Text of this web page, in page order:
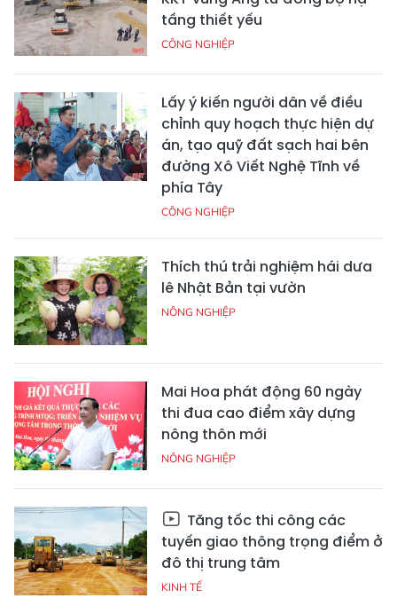
tầng thiết yếu
CÔNG NGHIỆP
Lấy ý kiến người dân về điều
chỉnh quy hoạch thực hiện dự
án, tạo quỹ đất sạch hai bên
đường Xô Viết Nghệ Tĩnh về
phía Tây
CÔNG NGHIỆP
Thích thú trải nghiệm hái dưa
lê Nhật Bản tại vườn
NÔNG NGHIỆP
Mai Hoa phát động 60 ngày
thi đua cao điểm xây dựng
nông thôn mới
NÔNG NGHIỆP
Tăng tốc thi công các
tuyến giao thông trọng điểm ở
đô thị trung tâm
KINH TẾ